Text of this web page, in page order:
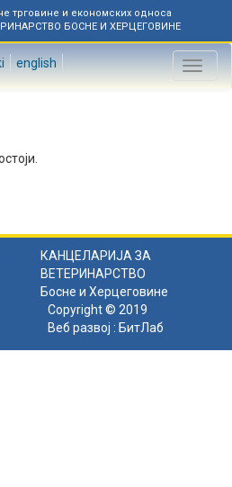
трговине и економских односа
БОСНЕ И ХЕРЦЕГОВИНЕ
english
Toggle
КАНЦЕЛАРИЈА ЗА
ВЕТЕРИНАРСТВО
Босне и Херцеговине
Copyright © 2019
Веб развој : БитЛаб